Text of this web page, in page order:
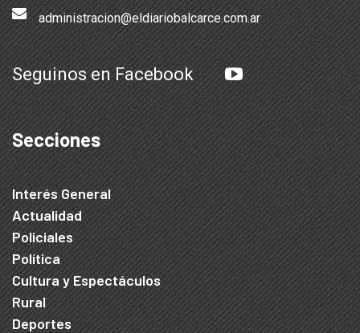
administracion@eldiariobalcarce.com.ar
Seguinos en Facebook
Secciones
Interés General
Actualidad
Policiales
Política
Cultura y Espectáculos
Rural
Deportes